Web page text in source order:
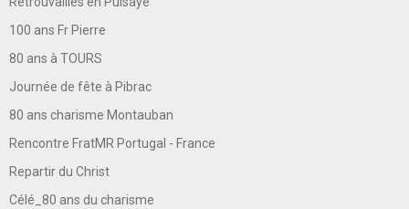
100 ans Fr Pierre
80 ans à TOURS
Journée de fête à Pibrac
80 ans charisme Montauban
Rencontre FratMR Portugal - France
Repartir du Christ
Célé_80 ans du charisme